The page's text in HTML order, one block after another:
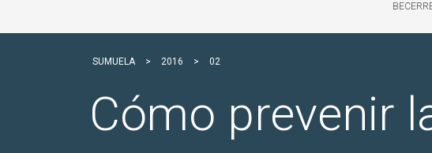
SUMUELA > 2016 > 02
Cómo prevenir